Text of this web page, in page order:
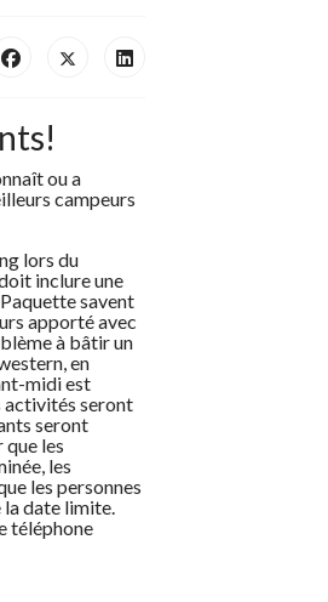
ou a
campeurs
lors du
inclure une
savent
apporté avec
à bâtir un
en
midi est
activités seront
seront
les
les
les personnes
la date limite.
téléphone